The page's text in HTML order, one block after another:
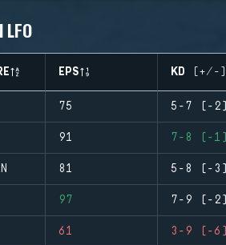
LFO
EPS KD (+/-)
75 5-7 (-2)
91 7-8 (-1)
81 5-8 (-3)
97 7-9 (-2)
61 3-9 (-6)